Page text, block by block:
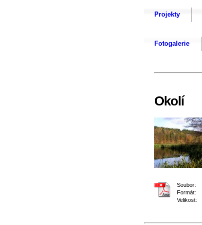
Projekty
Fotogalerie
Okolí
Soubor:
Formát:
Velikost: